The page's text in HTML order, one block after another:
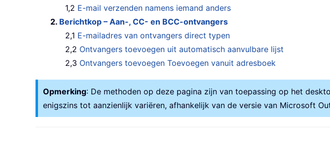
1,2 E-mail verzenden namens iemand anders
2. Berichtkop – Aan-, CC- en BCC-ontvangers
2,1 E-mailadres van ontvangers direct typen
2,2 Ontvangers toevoegen uit automatisch aanvulbare lijst
2,3 Ontvangers toevoegen Toevoegen vanuit adresboek
Opmerking: De methoden op deze pagina zijn van toepassing op het
enigszins tot aanzienlijk variëren, afhankelijk van de versie van Microsoft